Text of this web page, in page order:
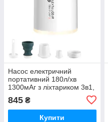
Насос електричний
портативний 180л/хв
1300мАг з ліхтариком 3в1,
845 ₴
Купити